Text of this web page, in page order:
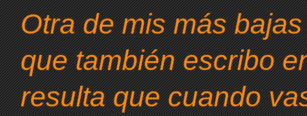
Otra de mis más
que también escribo
resulta que cuando